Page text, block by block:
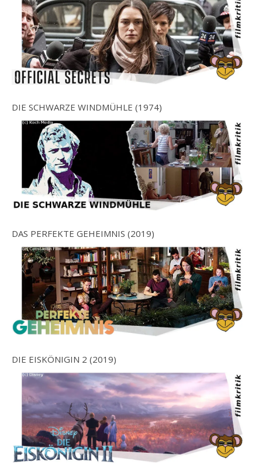
DIE SCHWARZE WINDMÜHLE (1974)
DAS PERFEKTE GEHEIMNIS (2019)
DIE EISKÖNIGIN 2 (2019)